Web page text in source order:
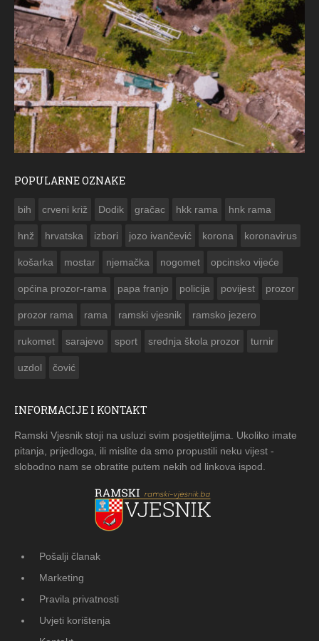
POPULARNE OZNAKE
bih crveni križ Dodik gračac hkk rama hnk rama
hnž hrvatska izbori jozo ivančević korona koronavirus
košarka mostar njemačka nogomet opcinsko vijeće
općina prozor-rama papa franjo policija povijest prozor
prozor rama rama ramski vjesnik ramsko jezero
rukomet sarajevo sport srednja škola prozor turnir
uzdol čović
INFORMACIJE I KONTAKT
Ramski Vjesnik stoji na usluzi svim posjetiteljima. Ukoliko imate
pitanja, prijedloga, ili mislite da smo propustili neku vijest -
slobodno nam se obratite putem nekih od linkova ispod.
Pošalji članak
Marketing
Pravila privatnosti
Uvjeti korištenja